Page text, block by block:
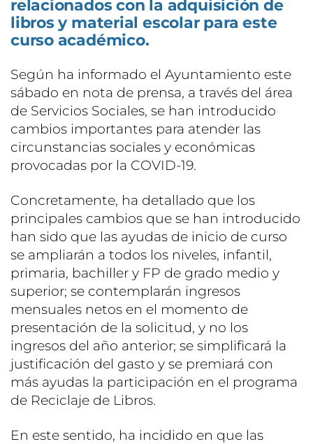
relacionados con la adquisición de
libros y material escolar para este
curso académico.
Según ha informado el Ayuntamiento este
sábado en nota de prensa, a través del área
de Servicios Sociales, se han introducido
cambios importantes para atender las
circunstancias sociales y económicas
provocadas por la COVID-19.
Concretamente, ha detallado que los
principales cambios que se han introducido
han sido que las ayudas de inicio de curso
se ampliarán a todos los niveles, infantil,
primaria, bachiller y FP de grado medio y
superior; se contemplarán ingresos
mensuales netos en el momento de
presentación de la solicitud, y no los
ingresos del año anterior; se simplificará la
justificación del gasto y se premiará con
más ayudas la participación en el programa
de Reciclaje de Libros.
En este sentido, ha incidido en que las